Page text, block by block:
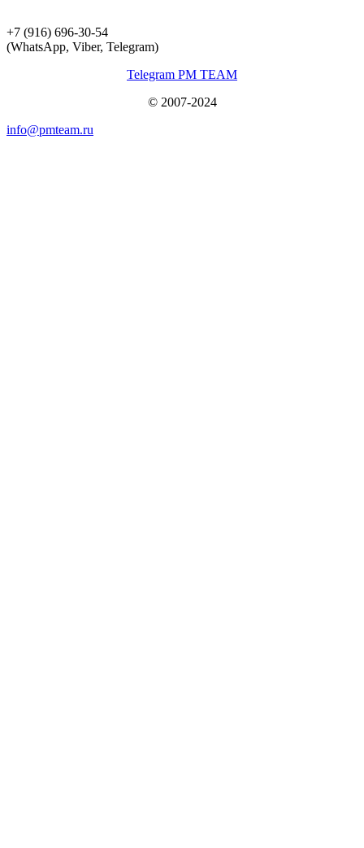
+7 (916) 696-30-54
(WhatsApp, Viber, Telegram)
Telegram PM TEAM
© 2007-2024
info@pmteam.ru